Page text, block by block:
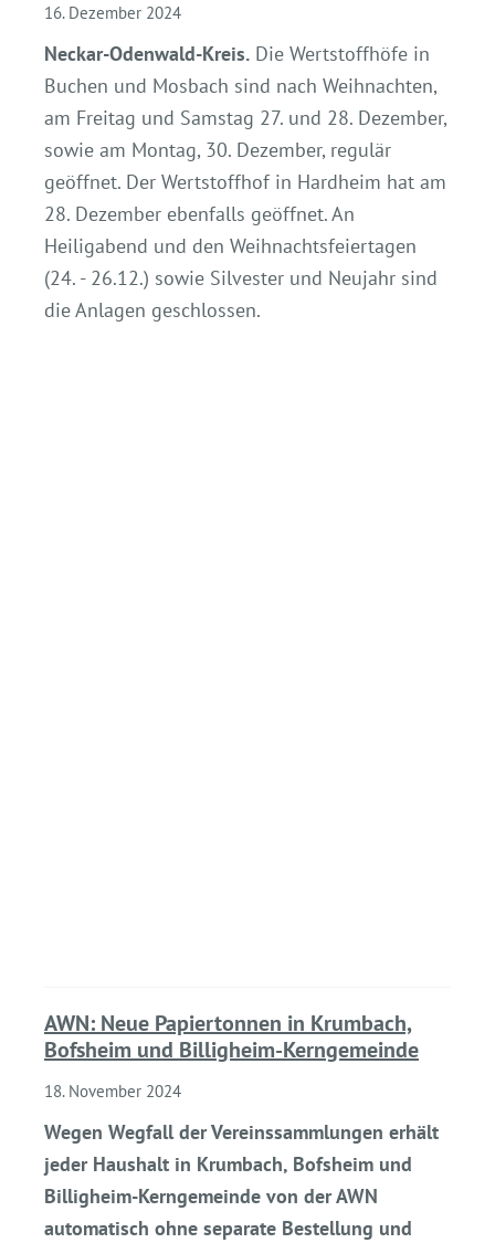
16. Dezember 2024
Neckar-Odenwald-Kreis. Die Wertstoffhöfe in
Buchen und Mosbach sind nach Weihnachten,
am Freitag und Samstag 27. und 28. Dezember,
sowie am Montag, 30. Dezember, regulär
geöffnet. Der Wertstoffhof in Hardheim hat am
28. Dezember ebenfalls geöffnet. An
Heiligabend und den Weihnachtsfeiertagen
(24. - 26.12.) sowie Silvester und Neujahr sind
die Anlagen geschlossen.
AWN: Neue Papiertonnen in Krumbach,
Bofsheim und Billigheim-Kerngemeinde
18. November 2024
Wegen Wegfall der Vereinssammlungen erhält
jeder Haushalt in Krumbach, Bofsheim und
Billigheim-Kerngemeinde von der AWN
automatisch ohne separate Bestellung und